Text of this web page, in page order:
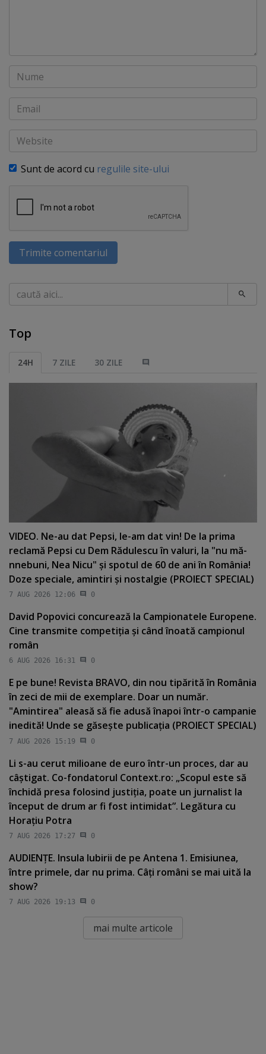
Nume
Email
Website
Sunt de acord cu regulile site-ului
Trimite comentariul
Caută
Top
24H 7 ZILE 30 ZILE
VIDEO. Ne-au dat Pepsi, le-am dat vin! De la prima
reclamă Pepsi cu Dem Rădulescu în valuri, la "nu mă-
nnebuni, Nea Nicu" şi spotul de 60 de ani în România!
Doze speciale, amintiri şi nostalgie (PROIECT SPECIAL)
7 AUG 2026 12:06 0
David Popovici concurează la Campionatele Europene.
Cine transmite competiţia şi când înoată campionul
român
6 AUG 2026 16:31 0
E pe bune! Revista BRAVO, din nou tipărită în România
în zeci de mii de exemplare. Doar un număr.
"Amintirea" aleasă să fie adusă înapoi într-o campanie
inedită! Unde se găseşte publicaţia (PROIECT SPECIAL)
7 AUG 2026 15:19 0
Li s-au cerut milioane de euro într-un proces, dar au
câştigat. Co-fondatorul Context.ro: „Scopul este să
închidă presa folosind justiţia, poate un jurnalist la
început de drum ar fi fost intimidat”. Legătura cu
Horaţiu Potra
7 AUG 2026 17:27 0
AUDIENŢE. Insula Iubirii de pe Antena 1. Emisiunea,
între primele, dar nu prima. Câţi români se mai uită la
show?
7 AUG 2026 19:13 0
mai multe articole